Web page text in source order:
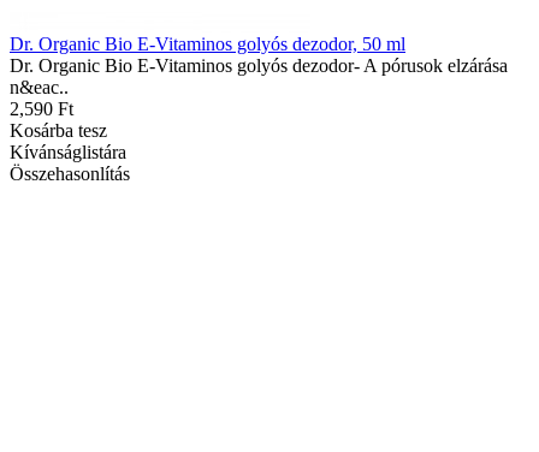
Dr. Organic Bio E-Vitaminos golyós dezodor, 50 ml
Dr. Organic Bio E-Vitaminos golyós dezodor- A pórusok elzárása
n&eac..
2,590 Ft
Kosárba tesz
Kívánságlistára
Összehasonlítás